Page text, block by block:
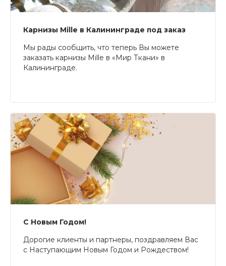
Карнизы Mille в Калининграде под заказ
Мы рады сообщить, что теперь Вы можете
заказать карнизы Mille в «Мир Ткани» в
Калининграде.
С Новым Годом!
Дорогие клиенты и партнеры, поздравляем Вас
с Наступающим Новым Годом и Рождеством!